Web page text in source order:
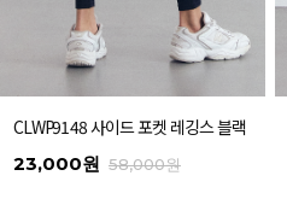
CLWP9148 사이드 포켓 레깅스 블랙
23,000원 58,000원